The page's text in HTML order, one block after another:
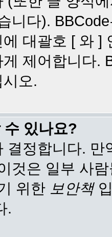
니다).
대괄호 [ 와 ]
제어합니다.
오.
수 있나요?
결정합니다.
것은 일부 사
위한 보안책
.